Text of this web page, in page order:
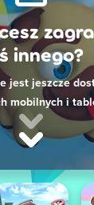
innego?
jest jeszcze
mobilnych i